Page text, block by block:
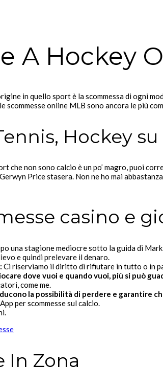
A Hockey
in quello sport è la scommessa di
scommesse online MLB sono ancora le più
Hockey
che non sono calcio è un po’ magro, puoi
Price stasera. Non ne ho mai
casino e
una stagione mediocre sotto la guida di
e quindi prelevare il denaro.
Ci riserviamo il diritto di rifiutare in tutto o in
dove vuoi e quando vuoi, più si può
come me.
la possibilità di perdere e garantire
per scommesse sul calcio.
In Zona